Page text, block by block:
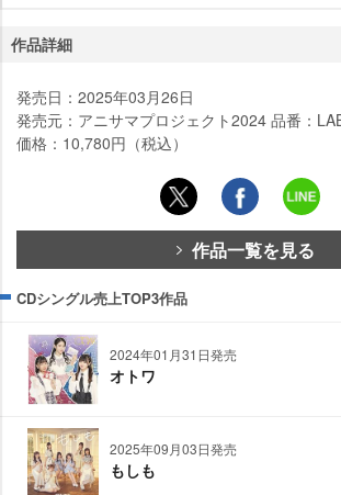
作品詳細
発売日：2025年03月26日
発売元：アニサマプロジェクト2024 品番：
価格：10,780円（税込）
作品一覧を見る
CDシングル売上TOP3作品
2024年01月31日発売
オトワ
2025年09月03日発売
もしも